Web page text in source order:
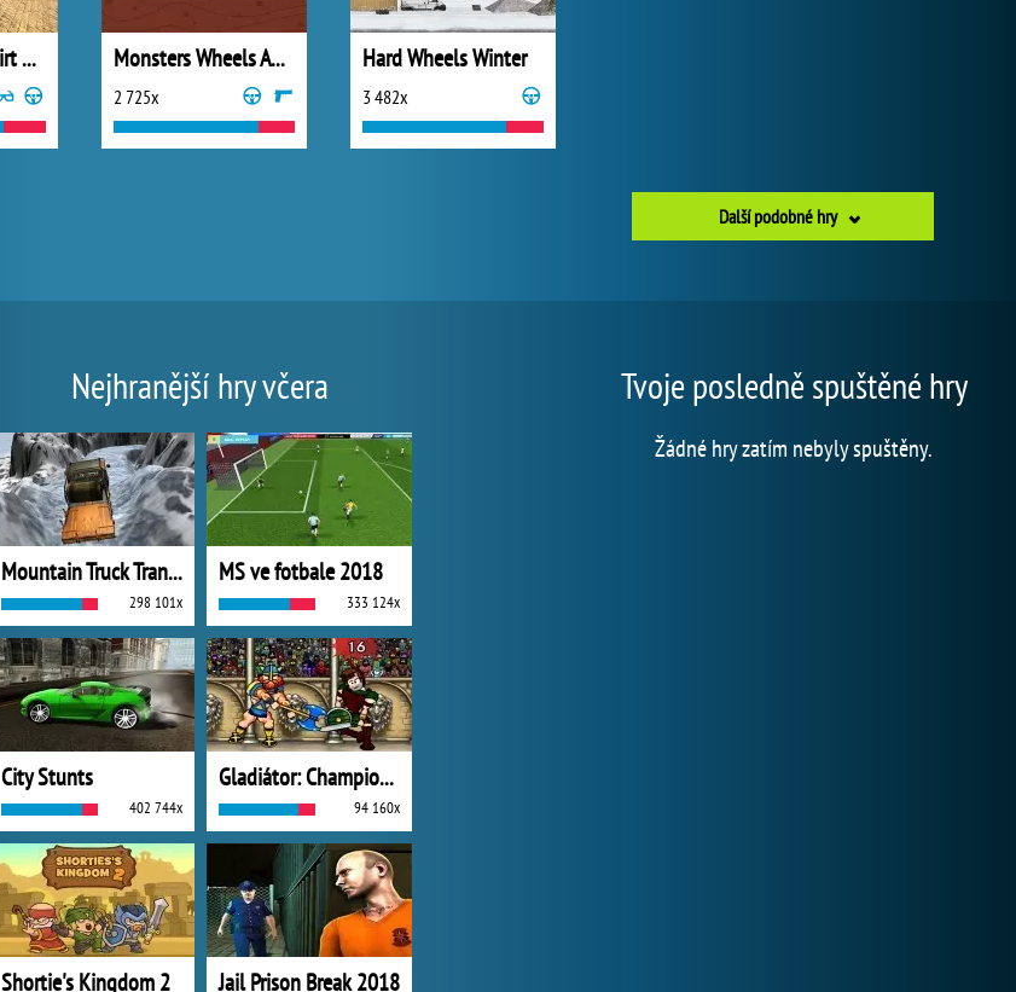
Monster Truck Dirt Rally Monsters Wheels Apocalypse
2 725x
Hard Wheels Winter
3 482x
Další podobné hry
Nejhranější hry včera
Mountain Truck Transport
298 101x
MS ve fotbale 2018
333 124x
City Stunts
402 744x
Gladiátor: Champions Sprint
94 160x
Shortie's Kingdom 2 Jail Prison Break 2018
Tvoje posledně spuštěné hry
Žádné hry zatím nebyly spuštěny.